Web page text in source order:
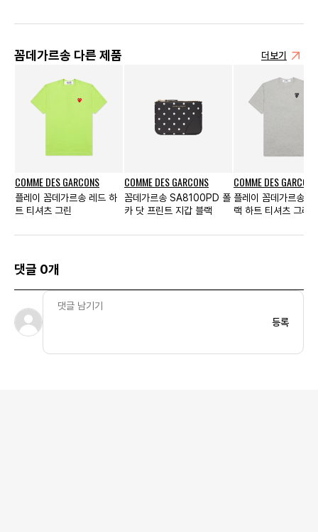
꼼데가르송 다른 제품 더보기
COMME DES GARCONS
플레이 꼼데가르송 레드 하
트 티셔츠 그린
COMME DES GARCONS
꼼데가르송 SA8100PD 폴
카 닷 프린트 지갑 블랙
COMME DES GARCONS
플레이 꼼데가르송
랙 하트 티셔츠 그레이
댓글 0개
등록